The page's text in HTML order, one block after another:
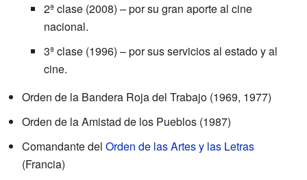
2ª clase (2008) – por su gran aporte al cine
nacional.
3ª clase (1996) – por sus servicios al estado y al
cine.
Orden de la Bandera Roja del Trabajo (1969, 1977)
Orden de la Amistad de los Pueblos (1987)
Comandante del Orden de las Artes y las Letras
(Francia)